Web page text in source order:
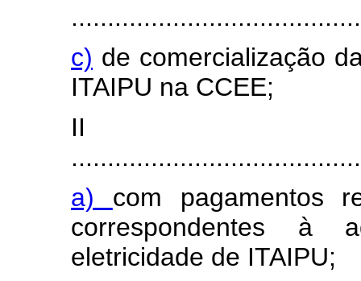
c) de comercialização
ITAIPU na CCEE;
a) com pagamentos
correspondentes à
eletricidade de ITAIPU;